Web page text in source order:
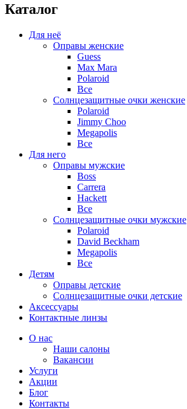
Каталог
Для неё
Оправы женские
Guess
Max Mara
Polaroid
Все
Солнцезащитные очки женские
Polaroid
Jimmy Choo
Megapolis
Все
Для него
Оправы мужские
Boss
Carrera
Hackett
Все
Солнцезащитные очки мужские
Polaroid
David Beckham
Megapolis
Все
Детям
Оправы детские
Солнцезащитные очки детские
Аксессуары
Контактные линзы
О нас
Наши салоны
Вакансии
Услуги
Акции
Блог
Контакты